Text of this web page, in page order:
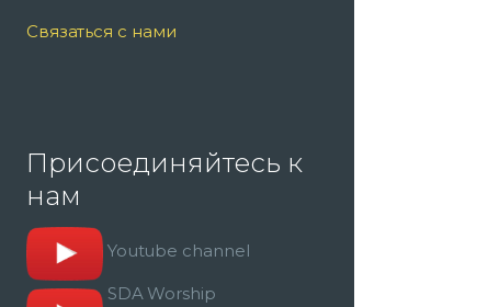
Связаться с нами
Присоединяйтесь к
нам
Youtube channel
SDA Worship